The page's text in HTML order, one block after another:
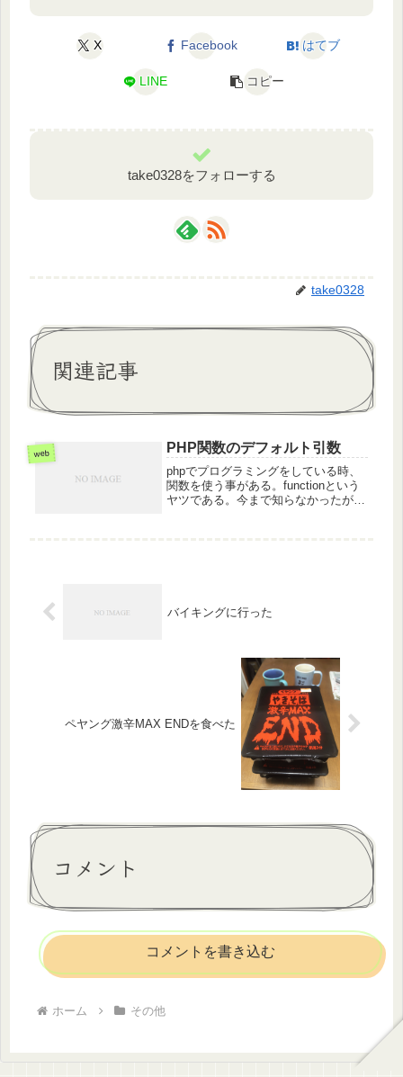
X Facebook はてブ
LINE コピー
take0328をフォローする
take0328
関連記事
web PHP関数のデフォルト引数
phpでプログラミングをしている時、
関数を使う事がある。functionという
ヤツである。今まで知らなかったが以
バイキングに行った
ペヤング激辛MAX ENDを食べた
コメント
コメントを書き込む
ホーム その他